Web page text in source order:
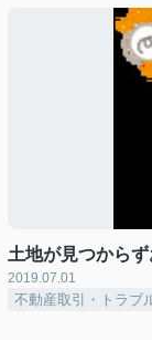
土地が見つから
2019.07.01
不動産取引・トラブ